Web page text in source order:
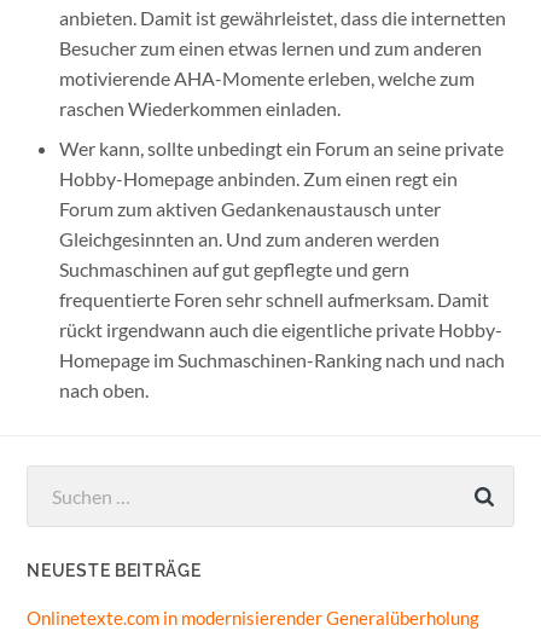
anbieten. Damit ist gewährleistet, dass die internetten
Besucher zum einen etwas lernen und zum anderen
motivierende AHA-Momente erleben, welche zum
raschen Wiederkommen einladen.
Wer kann, sollte unbedingt ein Forum an seine private
Hobby-Homepage anbinden. Zum einen regt ein
Forum zum aktiven Gedankenaustausch unter
Gleichgesinnten an. Und zum anderen werden
Suchmaschinen auf gut gepflegte und gern
frequentierte Foren sehr schnell aufmerksam. Damit
rückt irgendwann auch die eigentliche private Hobby-
Homepage im Suchmaschinen-Ranking nach und nach
nach oben.
nach:
NEUESTE BEITRÄGE
Onlinetexte.com in modernisierender Generalüberholung